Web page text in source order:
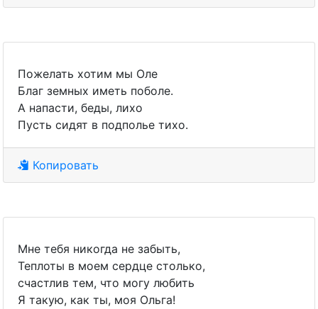
Пожелать хотим мы Оле
Благ земных иметь поболе.
А напасти, беды, лихо
Пусть сидят в подполье тихо.
Копировать
Мне тебя никогда не забыть,
Теплоты в моем сердце столько,
счастлив тем, что могу любить
Я такую, как ты, моя Ольга!